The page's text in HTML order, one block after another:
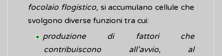
focolaio flogistico, si accumulano cellule che
svolgono diverse funzioni tra cui:
produzione di fattori che
contribuiscono all’avvio, al